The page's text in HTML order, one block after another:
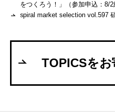
をつくろう！」（参加申込：8/2
spiral market selection vol.597
TOPICSをお